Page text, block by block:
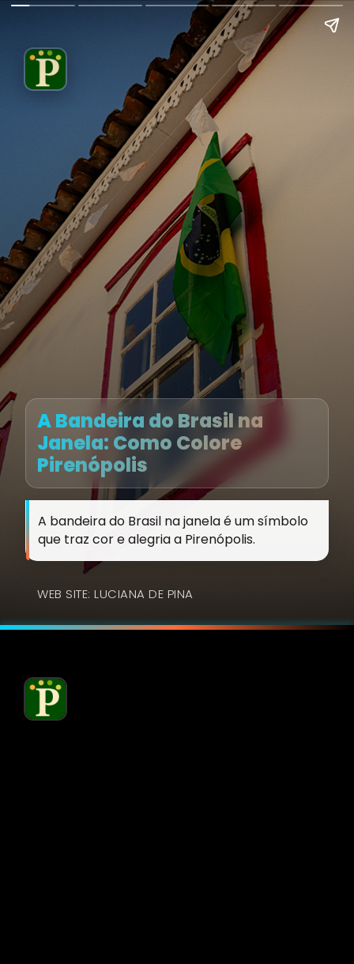
A Bandeira do Brasil na
Janela: Como Colore
Pirenópolis
A bandeira do Brasil na janela é um símbolo
que traz cor e alegria a Pirenópolis.
WEB SITE: LUCIANA DE PINA